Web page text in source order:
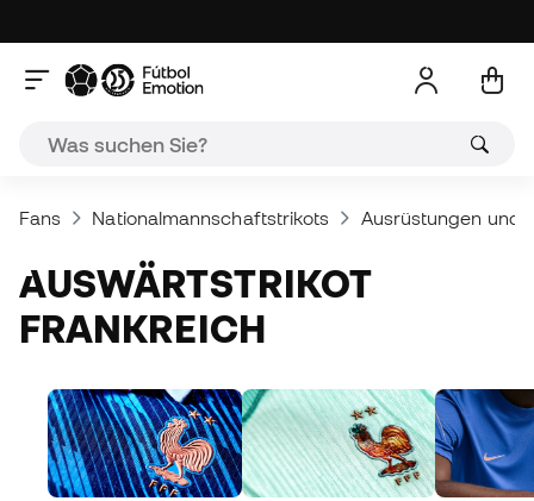
Fans Nationalmannschaftstrikots Ausrüstungen und
AUSWÄRTSTRIKOT
FRANKREICH